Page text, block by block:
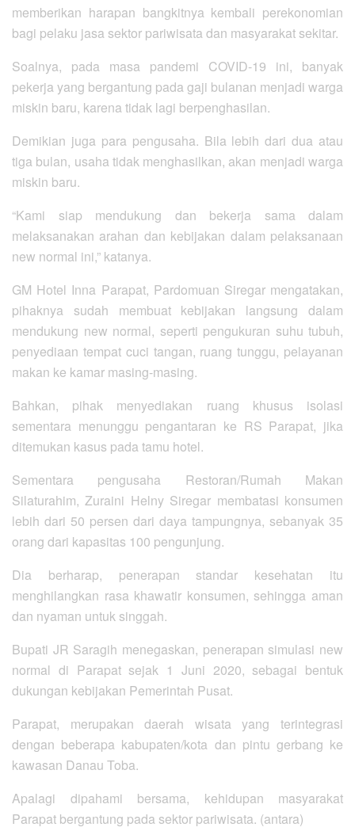
memberikan harapan bangkitnya kembali perekonomian
bagi pelaku jasa sektor pariwisata dan masyarakat sekitar.
Soalnya, pada masa pandemi COVID-19 ini, banyak
pekerja yang bergantung pada gaji bulanan menjadi warga
miskin baru, karena tidak lagi berpenghasilan.
Demikian juga para pengusaha. Bila lebih dari dua atau
tiga bulan, usaha tidak menghasilkan, akan menjadi warga
miskin baru.
“Kami siap mendukung dan bekerja sama dalam
melaksanakan arahan dan kebijakan dalam pelaksanaan
new normal ini,” katanya.
GM Hotel Inna Parapat, Pardomuan Siregar mengatakan,
pihaknya sudah membuat kebijakan langsung dalam
mendukung new normal, seperti pengukuran suhu tubuh,
penyediaan tempat cuci tangan, ruang tunggu, pelayanan
makan ke kamar masing-masing.
Bahkan, pihak menyediakan ruang khusus isolasi
sementara menunggu pengantaran ke RS Parapat, jika
ditemukan kasus pada tamu hotel.
Sementara pengusaha Restoran/Rumah Makan
Silaturahim, Zuraini Helny Siregar membatasi konsumen
lebih dari 50 persen dari daya tampungnya, sebanyak 35
orang dari kapasitas 100 pengunjung.
Dia berharap, penerapan standar kesehatan itu
menghilangkan rasa khawatir konsumen, sehingga aman
dan nyaman untuk singgah.
Bupati JR Saragih menegaskan, penerapan simulasi new
normal di Parapat sejak 1 Juni 2020, sebagai bentuk
dukungan kebijakan Pemerintah Pusat.
Parapat, merupakan daerah wisata yang terintegrasi
dengan beberapa kabupaten/kota dan pintu gerbang ke
kawasan Danau Toba.
Apalagi dipahami bersama, kehidupan masyarakat
Parapat bergantung pada sektor pariwisata. (antara)